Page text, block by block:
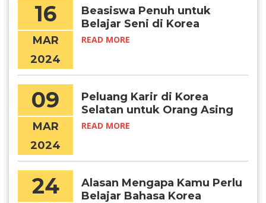
16
MAR
2024
Beasiswa Penuh untuk
Belajar Seni di Korea
Selatan
READ MORE
09
MAR
2024
Peluang Karir di Korea
Selatan untuk Orang Asing
READ MORE
24
Alasan Mengapa Kamu Perlu
Belajar Bahasa Korea